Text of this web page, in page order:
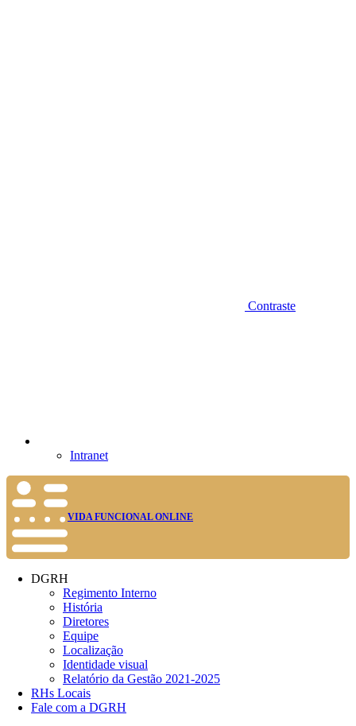
Contraste
Intranet
VIDA FUNCIONAL ONLINE
DGRH
Regimento Interno
História
Diretores
Equipe
Localização
Identidade visual
Relatório da Gestão 2021-2025
RHs Locais
Fale com a DGRH